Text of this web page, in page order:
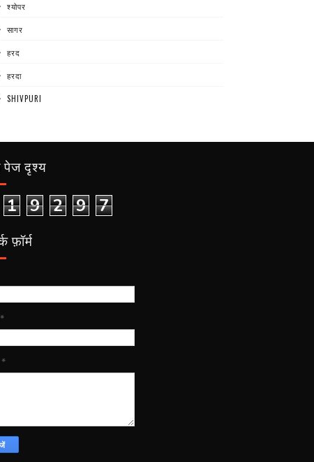
श्योपर
सागर
हरद
हरदा
SHIVPURI
दृश्य
1 9 2 9 7
फ़ॉर्म
*
*